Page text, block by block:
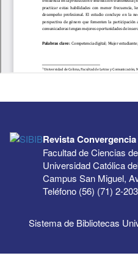
Revista
Facultad de Ciencias
Universidad Católica
Campus San Miguel,
Teléfono (56) (71) 2-
Sistema de Bibliotecas